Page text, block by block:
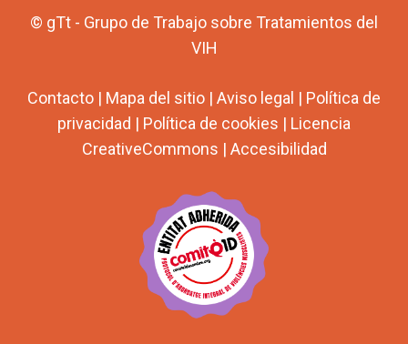
© gTt - Grupo de Trabajo sobre Tratamientos del
VIH
Contacto | Mapa del sitio | Aviso legal | Política de
privacidad | Política de cookies | Licencia
CreativeCommons | Accesibilidad